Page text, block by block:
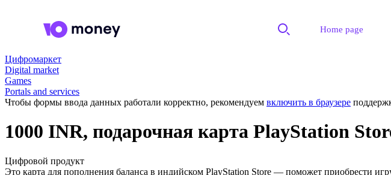
Home page
Цифромаркет
Digital market
Games
Portals and services
Чтобы формы ввода данных работали корректно, рекомендуем включить в браузере
1000 INR, подарочная карта PlayStation
Цифровой продукт
Это карта для пополнения баланса в индийском PlayStation Store — поможет приобрести